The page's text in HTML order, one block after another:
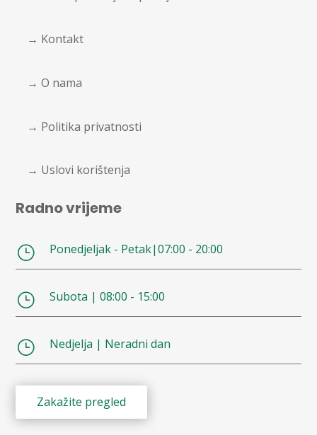
→ Kontakt
→ O nama
→ Politika privatnosti
→ Uslovi korištenja
Radno vrijeme
} Ponedjeljak - Petak|07:00 - 20:00
} Subota | 08:00 - 15:00
} Nedjelja | Neradni dan
Zakažite pregled